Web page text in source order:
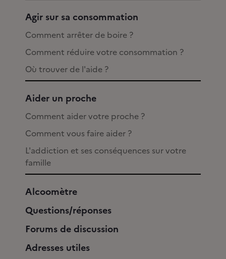
Agir sur sa consommation
Comment arrêter de boire ?
Comment réduire votre consommation ?
Où trouver de l'aide ?
Aider un proche
Comment aider votre proche ?
Comment vous faire aider ?
L'addiction et ses conséquences sur votre
famille
Alcoomètre
Questions/réponses
Forums de discussion
Adresses utiles